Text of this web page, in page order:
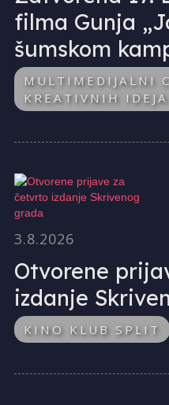
filma Gunja
šumskom
MULTIMEDIJALNI
KREATIVNIH
3.8.2026
Otvorene
izdanje
KINO KLUB SPLIT